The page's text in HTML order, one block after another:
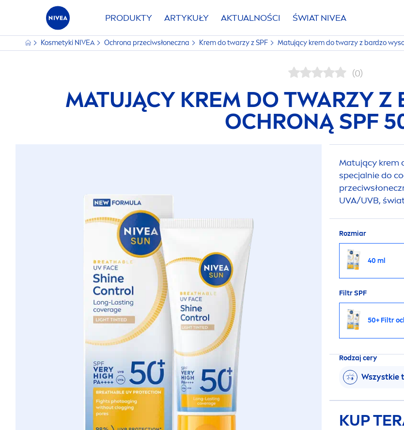
PRODUKTY ARTYKUŁY AKTUALNOŚCI ŚWIATNIVEA
Kosmetyki NIVEA Ochrona przeciwsłoneczna Krem do twarzy z SPF Matujący krem do twarzy z bardzo
(0)
MATUJĄCY KREM DO TWARZY
OCHRONĄ SPF
Matujący krem
specjalnie do
UVA/UVB,
Rozmiar
40 ml
Filtr SPF
50+ Filtr
Rodzaj cery
Wszystkie
KUP